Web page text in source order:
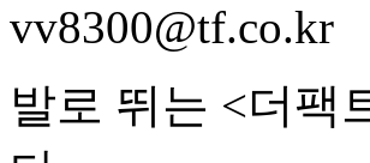
vv8300@tf.co.kr
발로 뛰는 <더팩